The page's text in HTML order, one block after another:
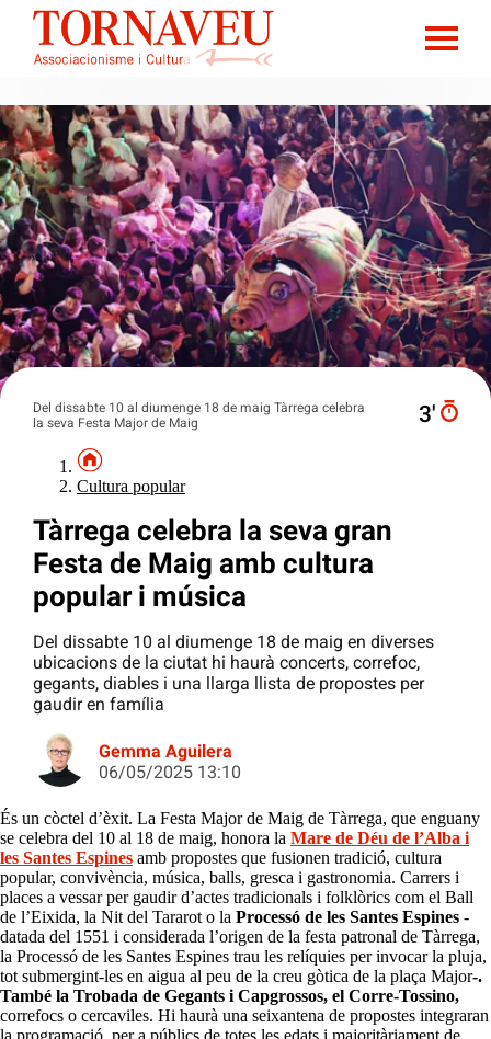
Del dissabte 10 al diumenge 18 de maig Tàrrega celebra
la seva Festa Major de Maig
3′
Cultura popular
Tàrrega celebra la seva gran
Festa de Maig amb cultura
popular i música
Del dissabte 10 al diumenge 18 de maig en diverses
ubicacions de la ciutat hi haurà concerts, correfoc,
gegants, diables i una llarga llista de propostes per
gaudir en família
Gemma Aguilera
06/05/2025 13:10
És un còctel d’èxit. La Festa Major de Maig de Tàrrega, que enguany
se celebra del 10 al 18 de maig, honora la Mare de Déu de l’Alba i
les Santes Espines amb propostes que fusionen tradició, cultura
popular, convivència, música, balls, gresca i gastronomia. Carrers i
places a vessar per gaudir d’actes tradicionals i folklòrics com el Ball
de l’Eixida, la Nit del Tararot o la Processó de les Santes Espines -
datada del 1551 i considerada l’origen de la festa patronal de Tàrrega,
la Processó de les Santes Espines trau les relíquies per invocar la pluja,
tot submergint-les en aigua al peu de la creu gòtica de la plaça Major-.
També la Trobada de Gegants i Capgrossos, el Corre-Tossino,
correfocs o cercaviles. Hi haurà una seixantena de propostes integraran